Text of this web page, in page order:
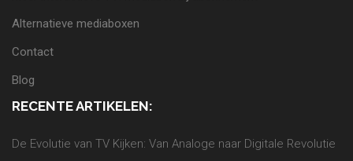
Alternatieve mediaboxen
Contact
Blog
RECENTE ARTIKELEN:
De Evolutie van TV Kijken: Van Analoge naar Digitale Revolutie